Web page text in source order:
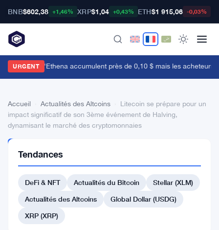
BNB$602,38 +1,46% XRP$1,04 +0,43% ETH$1 915,06 -0,03%
URGENT
baleines d'Ethena accumulent près de 0,10 $ mais les acheteurs
Accueil Actualités des Altcoins
Litecoin se prépare pour un
impact significatif de son 3ème événement de Halving,
dynamisant le marché des cryptomonnaies
DES
ALTCOINS
Litecoin
prépare
Tendances
DeFi & NFT Actualités du Bitcoin
Stellar (XLM)
Actualités des Altcoins
Global Dollar (USDG)
XRP (XRP)